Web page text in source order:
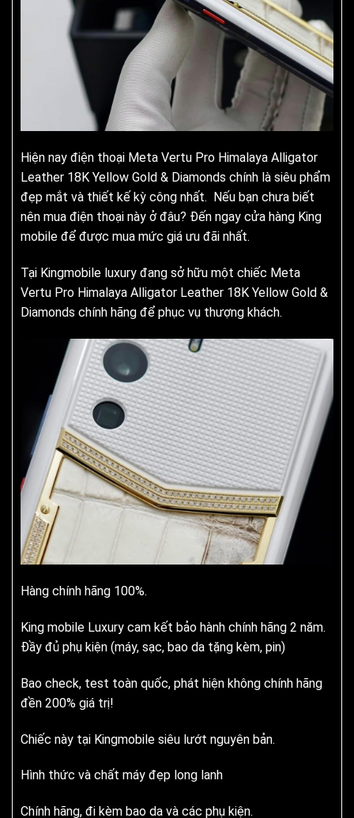
Hiện nay điện thoại Meta Vertu Pro Himalaya Alligator
Leather 18K Yellow Gold & Diamonds chính là siêu phẩm
đẹp mắt và thiết kế kỳ công nhất. Nếu bạn chưa biết
nên mua điện thoại này ở đâu? Đến ngay cửa hàng King
mobile để được mua mức giá ưu đãi nhất.
Tại Kingmobile luxury đang sở hữu một chiếc Meta
Vertu Pro Himalaya Alligator Leather 18K Yellow Gold &
Diamonds chính hãng để phục vụ thượng khách.
Hàng chính hãng 100%.
King mobile Luxury cam kết bảo hành chính hãng 2 năm.
Đầy đủ phụ kiện (máy, sạc, bao da tặng kèm, pin)
Bao check, test toàn quốc, phát hiện không chính hãng
đền 200% giá trị!
Chiếc này tại Kingmobile siêu lướt nguyên bản.
Hình thức và chất máy đẹp long lanh
Chính hãng, đi kèm bao da và các phụ kiện.